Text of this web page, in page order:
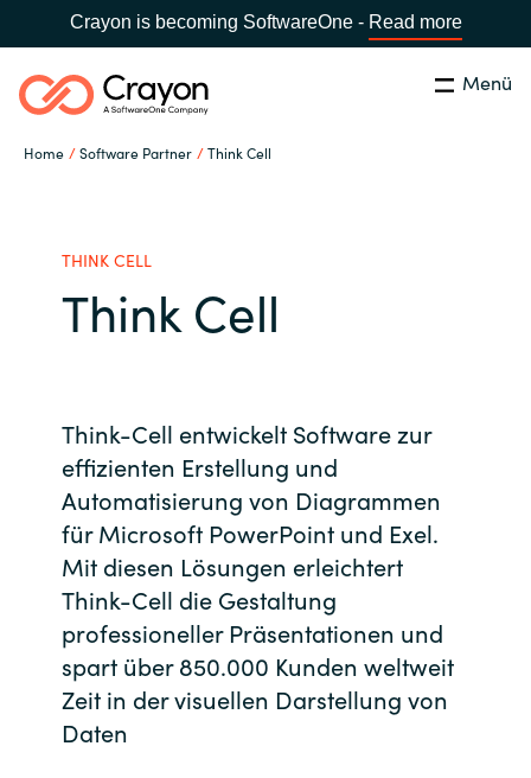
Crayon is becoming SoftwareOne - Read more
Menü
Home Software Partner Think Cell
Global site
Australia
Austria
Bulgaria
Czechia
Denmark
Suchen Schließen
Software Partner
Ressourcen
IT Campus - Customer Trainings
Über uns
Kontakt
Karriere
Channel Partner
THINK CELL
Think Cell
Think-Cell entwickelt Software zur
effizienten Erstellung und
Automatisierung von Diagrammen
für Microsoft PowerPoint und Exel.
Mit diesen Lösungen erleichtert
Think-Cell die Gestaltung
professioneller Präsentationen und
spart über 850.000 Kunden weltweit
Zeit in der visuellen Darstellung von
Daten